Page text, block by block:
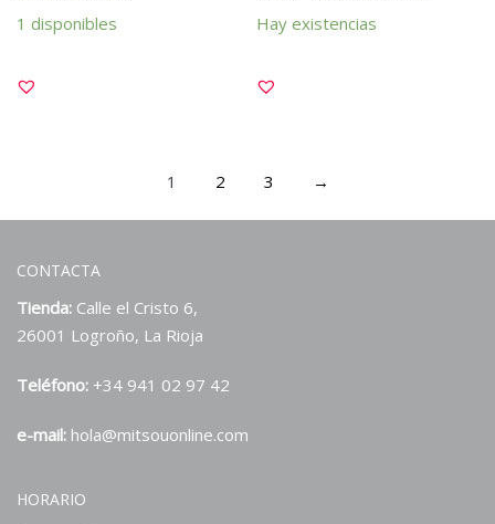
1 disponibles Hay existencias
1 2 3 →
CONTACTA
Tienda: Calle el Cristo 6,
26001 Logroño, La Rioja
Teléfono: +34 941 02 97 42
e-mail: hola@mitsouonline.com
HORARIO